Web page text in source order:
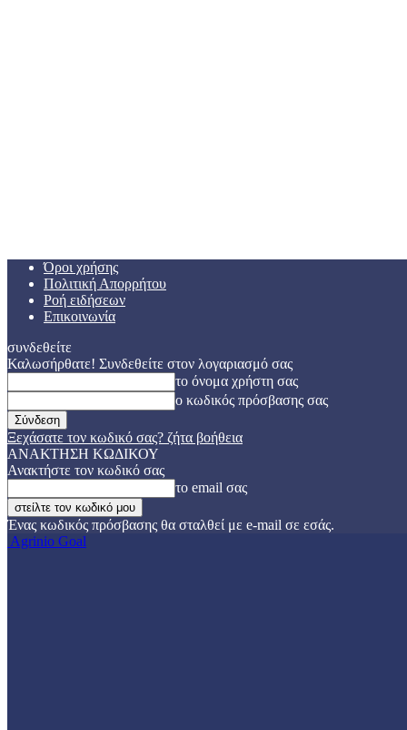
Όροι χρήσης
Πολιτική Απορρήτου
Ροή ειδήσεων
Επικοινωνία
συνδεθείτε
Καλωσήρθατε! Συνδεθείτε στον λογαριασμό σας
το όνομα χρήστη σας
ο κωδικός πρόσβασης σας
Ξεχάσατε τον κωδικό σας? ζήτα βοήθεια
ΑΝΑΚΤΗΣΗ ΚΩΔΙΚΟΥ
Ανακτήστε τον κωδικό σας
το email σας
Ένας κωδικός πρόσβασης θα σταλθεί με e-mail σε εσάς.
Agrinio Goal